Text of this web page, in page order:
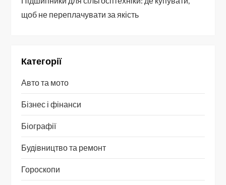
щоб не переплачувати за якість
Категорії
Авто та мото
Бізнес і фінанси
Біографії
Будівництво та ремонт
Гороскопи